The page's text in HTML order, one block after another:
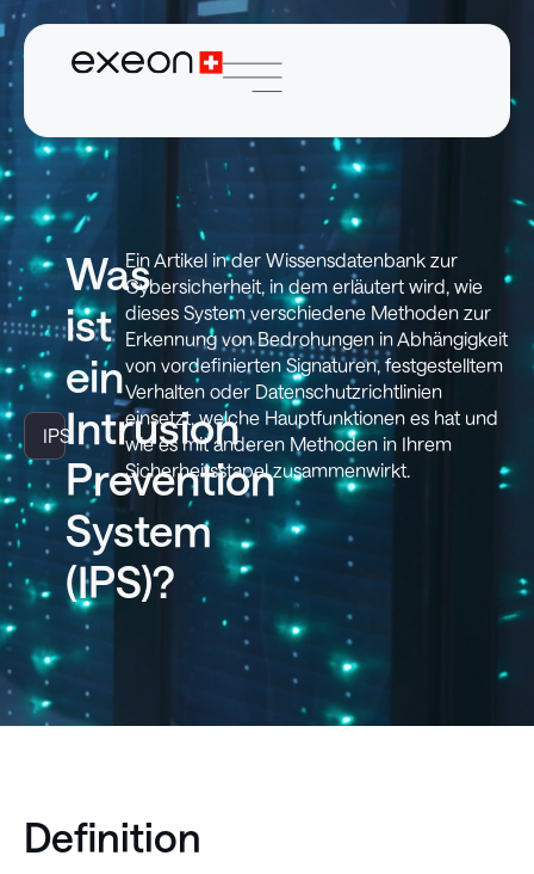
IPS
Was
ist
ein
Intrusion
Prevention
System
(IPS)?
Ein Artikel in der Wissensdatenbank zur
Cybersicherheit, in dem erläutert wird, wie
dieses System verschiedene Methoden zur
Erkennung von Bedrohungen in Abhängigkeit
von vordefinierten Signaturen, festgestelltem
Verhalten oder Datenschutzrichtlinien
einsetzt, welche Hauptfunktionen es hat und
wie es mit anderen Methoden in Ihrem
Sicherheitsstapel zusammenwirkt.
Definition